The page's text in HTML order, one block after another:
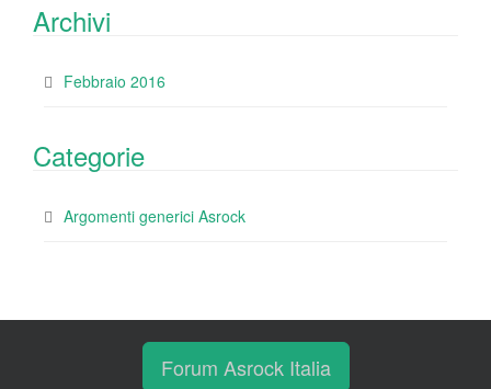
Archivi
Febbraio 2016
Categorie
Argomenti generici Asrock
Forum Asrock Italia